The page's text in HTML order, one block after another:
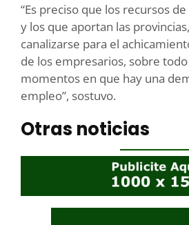
“Es preciso que los recursos
y los que aportan las
canalizarse para el
de los empresarios, sobre
momentos en que hay una
empleo”, sostuvo.
Otras noticias